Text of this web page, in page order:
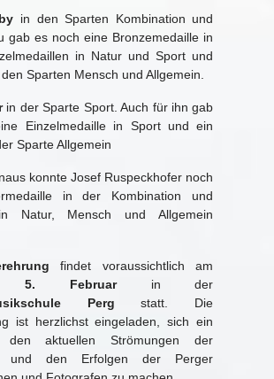
in den Sparten Kombination und
gab es noch eine Bronzemedaille in
in Natur und Sport und
Sparten Mensch und Allgemein.
in der Sparte Sport. Auch für ihn gab
Einzelmedaille in Sport und ein
Sparte Allgemein
konnte Josef Ruspeckhofer noch
in der Kombination und
Natur, Mensch und Allgemein
findet voraussichtlich am
5. Februarin der
Perg statt. Die
ist herzlichst eingeladen, sich ein
aktuellen Strömungen der
und den Erfolgen der Perger